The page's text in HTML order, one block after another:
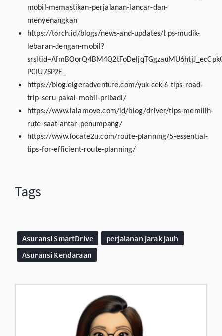
mobil-memastikan-perjalanan-lancar-dan-
menyenangkan
https://torch.id/blogs/news-and-updates/tips-mudik-
lebaran-dengan-mobil?
PCIU7SP2F_
https://blog.eigeradventure.com/yuk-cek-6-tips-road-
trip-seru-pakai-mobil-pribadi/
https://www.lalamove.com/id/blog/driver/tips-memilih-
rute-saat-antar-penumpang/
https://www.locate2u.com/route-planning/5-essential-
tips-for-efficient-route-planning/
Tags
Asuransi SmartDrive
perjalanan jarak jauh
Asuransi Kendaraan